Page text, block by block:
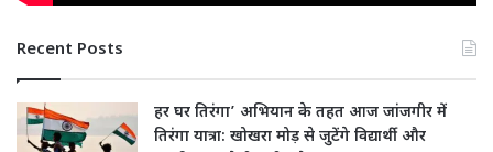
Recent Posts
हर घर तिरंगा’ अभियान के तहत आज जांजगीर में
तिरंगा यात्रा: खोखरा मोड़ से जुटेंगे विद्यार्थी और